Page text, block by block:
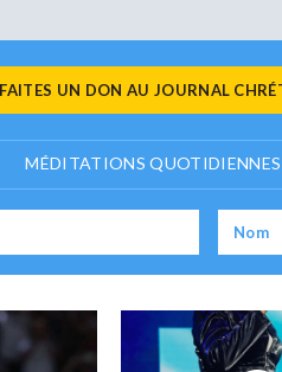
FAITES UN DON AU JOURNAL
MÉDITATIONS QUOTIDIENNES